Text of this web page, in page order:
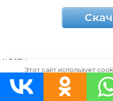
цветы
Этот сайт использует
Продолжая использовать
работу с этими